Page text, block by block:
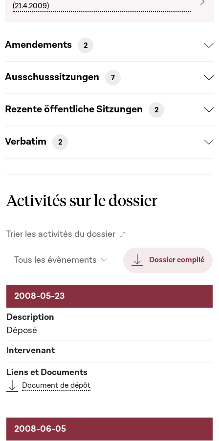
(21.4.2009)
Amendements 2
Ausschusssitzungen 7
Rezente öffentliche Sitzungen 2
Verbatim 2
Activités sur le dossier
Trier les activités du dossier
Tous les évènements Dossier compilé
Activités sur le dossier
Déposé
Document de dépôt